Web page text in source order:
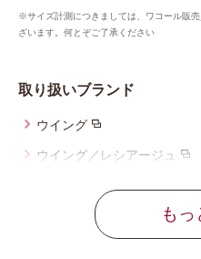
※サイズ計測につきましては、ワコール販
ざいます。何とぞご了承ください
取り扱いブランド
ウイング
ウイング／レシアージュ
ブロス バイ ワコールメン
もっ